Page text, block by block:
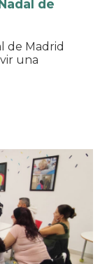
de
de Madrid
una